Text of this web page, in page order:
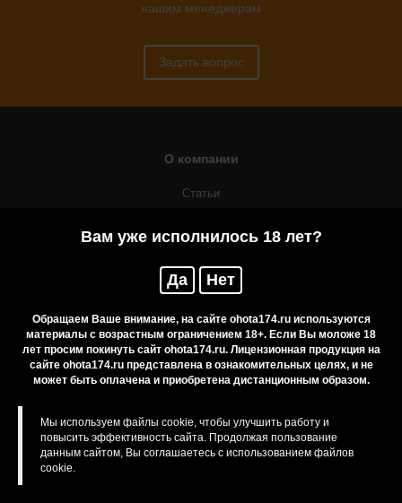
Вам уже исполнилось 18 лет?
Да Нет
Обращаем Ваше внимание, на сайте ohota174.ru используются
материалы с возрастным ограничением 18+. Если Вы моложе 18
лет просим покинуть сайт ohota174.ru. Лицензионная продукция на
сайте ohota174.ru представлена в ознакомительных целях, и не
может быть оплачена и приобретена дистанционным образом.
Мы используем файлы cookie, чтобы улучшить работу и
повысить эффективность сайта. Продолжая пользование
данным сайтом, Вы соглашаетесь с использованием файлов
cookie.
нашим менеджерам
Задать вопрос
О компании
Статьи
Резервирование
Приобретение лицензионных товаров
Бренды
Карта сайта